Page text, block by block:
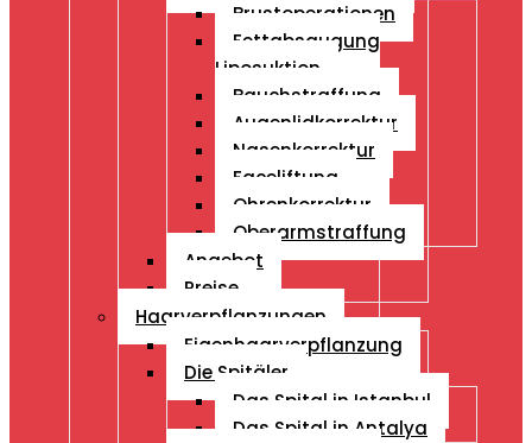
Brustoperationen
Fettabsaugung
Liposuktion
Bauchstraffung
Augenlidkorrektur
Nasenkorrektur
Faceliftung
Ohrenkorrektur
Oberarmstraffung
Angebot
Preise
Haarverpflanzungen
Eigenhaarverpflanzung
Die Spitäler
Das Spital in Istanbul
Das Spital in Antalya